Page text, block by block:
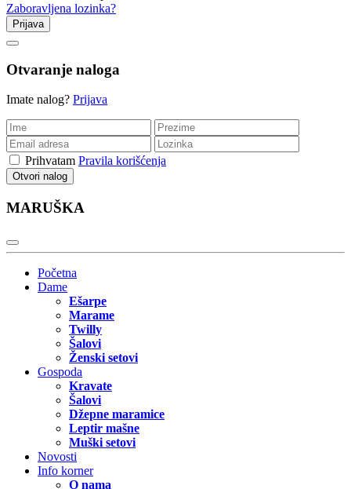
Zaboravljena lozinka?
Prijava
Otvaranje naloga
Imate nalog? Prijava
Prihvatam Pravila korišćenja
Otvori nalog
MARUŠKA
Početna
Dame
Ešarpe
Marame
Twilly
Šalovi
Ženski setovi
Gospoda
Kravate
Šalovi
Džepne maramice
Leptir mašne
Muški setovi
Novosti
Info korner
O nama